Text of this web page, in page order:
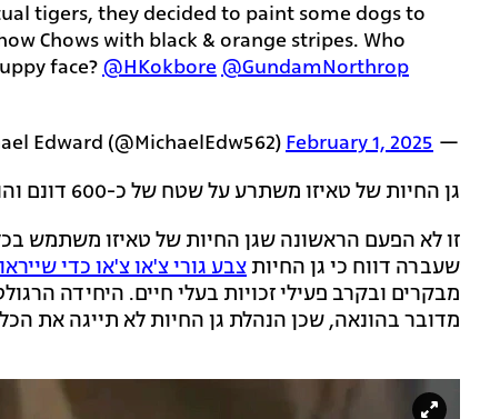
tigers, they decided to paint some dogs to
Chows with black & orange stripes. Who
face?@HKokbore@GundamNorthrop
— Michael Edward (@MichaelEdw562)
February 1, 2025
גן החיות של טאיזו משתרע על שטח של כ-600 דונם והוא ביתם של מאות מינים של בעלי חיים.
זו לא הפעם הראשונה שגן החיות של טאיזו משתמש
שעברה דווח כי גן החיות צבע גורי צ'או צ'או כדי
מבקרים ובקרב פעילי זכויות בעלי חיים. היחידה
מדובר בהונאה, שכן הנהלת גן החיות לא תייגה את